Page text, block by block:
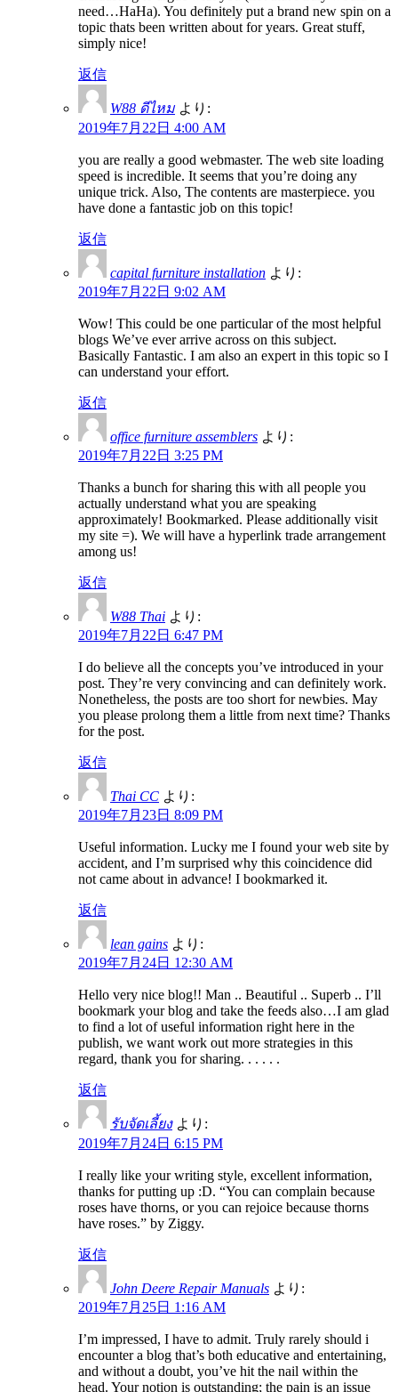
need…HaHa). You definitely put a brand new spin on a
topic thats been written about for years. Great stuff,
simply nice!
返信
W88 ดีไหม より:
2019年7月22日 4:00 AM
you are really a good webmaster. The web site loading
speed is incredible. It seems that you’re doing any
unique trick. Also, The contents are masterpiece. you
have done a fantastic job on this topic!
返信
capital furniture installation より:
2019年7月22日 9:02 AM
Wow! This could be one particular of the most helpful
blogs We’ve ever arrive across on this subject.
Basically Fantastic. I am also an expert in this topic so I
can understand your effort.
返信
office furniture assemblers より:
2019年7月22日 3:25 PM
Thanks a bunch for sharing this with all people you
actually understand what you are speaking
approximately! Bookmarked. Please additionally visit
my site =). We will have a hyperlink trade arrangement
among us!
返信
W88 Thai より:
2019年7月22日 6:47 PM
I do believe all the concepts you’ve introduced in your
post. They’re very convincing and can definitely work.
Nonetheless, the posts are too short for newbies. May
you please prolong them a little from next time? Thanks
for the post.
返信
Thai CC より:
2019年7月23日 8:09 PM
Useful information. Lucky me I found your web site by
accident, and I’m surprised why this coincidence did
not came about in advance! I bookmarked it.
返信
lean gains より:
2019年7月24日 12:30 AM
Hello very nice blog!! Man .. Beautiful .. Superb .. I’ll
bookmark your blog and take the feeds also…I am glad
to find a lot of useful information right here in the
publish, we want work out more strategies in this
regard, thank you for sharing. . . . . .
返信
รับจัดเลี้ยง より:
2019年7月24日 6:15 PM
I really like your writing style, excellent information,
thanks for putting up :D. “You can complain because
roses have thorns, or you can rejoice because thorns
have roses.” by Ziggy.
返信
John Deere Repair Manuals より:
2019年7月25日 1:16 AM
I’m impressed, I have to admit. Truly rarely should i
encounter a blog that’s both educative and entertaining,
and without a doubt, you’ve hit the nail within the
head. Your notion is outstanding; the pain is an issue